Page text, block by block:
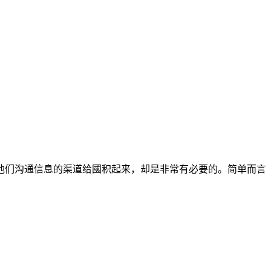
沟通信息的渠道给國积起来，却是非常有必要的。简单而言